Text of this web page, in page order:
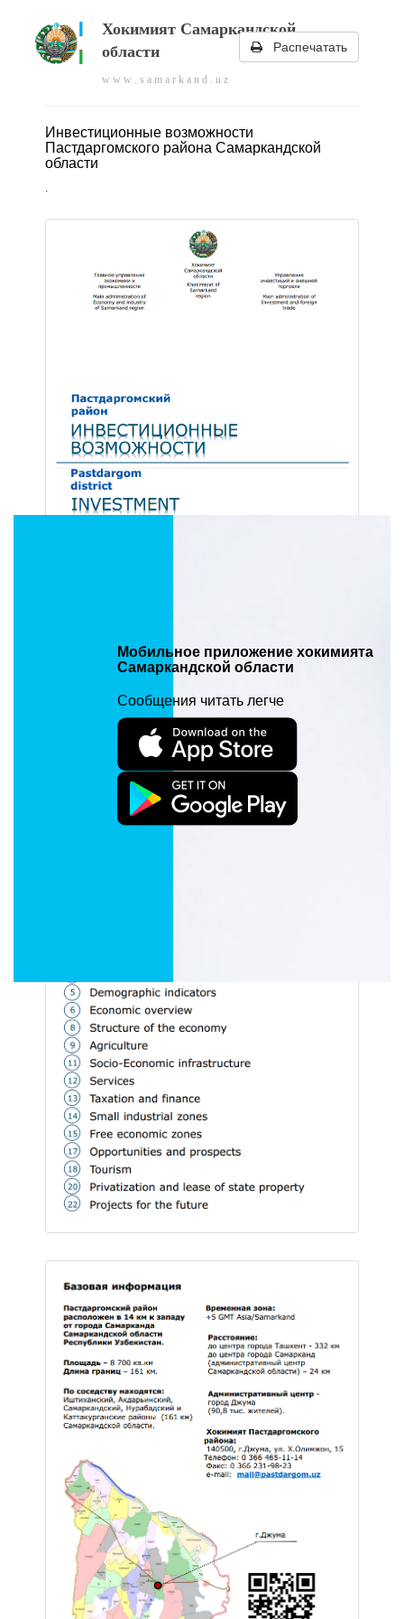
Хокимият Самаркандской
области
w w w . s a m a r k a n d . u z
Распечатать
Инвестиционные возможности
Пастдаргомского района Самаркандской
области
.
Мобильное приложение хокимията
Самаркандской области
Сообщения читать легче